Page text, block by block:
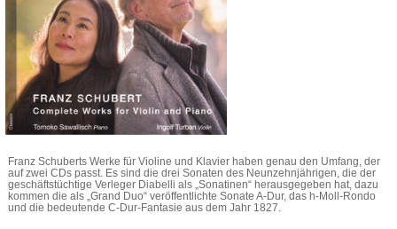
Franz Schuberts Werke für Violine und Klavier haben genau den Umfang, der
auf zwei CDs passt. Es sind die drei Sonaten des Neunzehnjährigen, die der
geschäftstüchtige Verleger Diabelli als „Sonatinen“ herausgegeben hat, dazu
kommen die als „Grand Duo“ veröffentlichte Sonate A-Dur, das h-Moll-Rondo
und die bedeutende C-Dur-Fantasie aus dem Jahr 1827.